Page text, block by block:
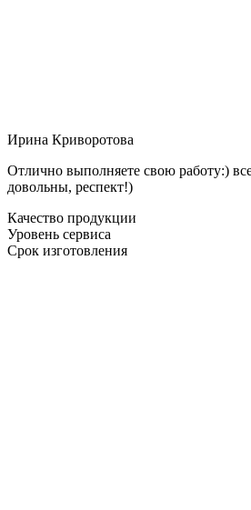
Ирина Криворотова
Отлично выполняете свою работу:)
довольны, респект!)
Качество продукции
Уровень сервиса
Срок изготовления